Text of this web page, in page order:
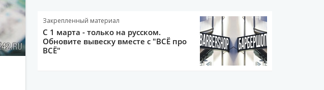
Закрепленный материал
С 1 марта - только на русском.
Обновите вывеску вместе с "ВСЁ про
ВСЁ"